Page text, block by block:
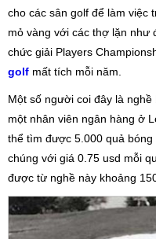
cho các sân golf để làm việc
mỏ vàng với các thợ lặn như
chức giải Players
golf mất tích mỗi năm.
Một số người coi đây là
một nhân viên ngân hàng ở
thể tìm được 5.000 quả
chúng với giá 0.75 usd mỗi
được từ nghề này khoảng